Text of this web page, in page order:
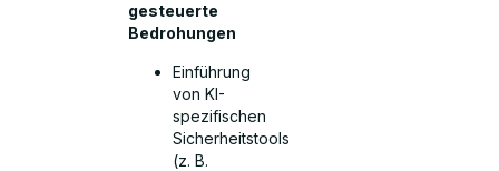
gesteuerte
Bedrohungen
Einführung
von KI-
spezifischen
Sicherheitstools
(z. B.